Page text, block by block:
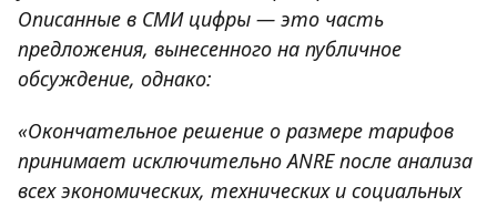
Описанные в СМИ цифры — это часть
предложения, вынесенного на публичное
обсуждение, однако:
«Окончательное решение о размере тарифов
принимает исключительно ANRE после анализа
всех экономических, технических и социальных